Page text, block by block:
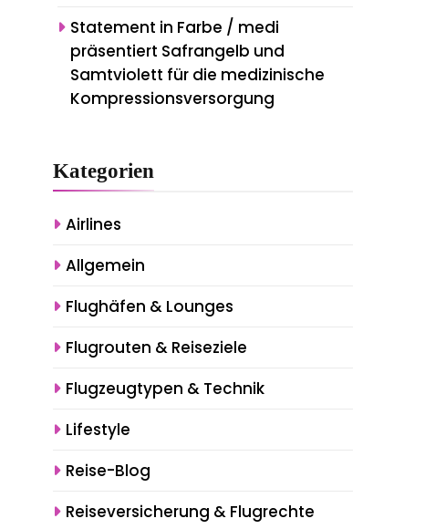
Statement in Farbe / medi
präsentiert Safrangelb und
Samtviolett für die medizinische
Kompressionsversorgung
Kategorien
Airlines
Allgemein
Flughäfen & Lounges
Flugrouten & Reiseziele
Flugzeugtypen & Technik
Lifestyle
Reise-Blog
Reiseversicherung & Flugrechte